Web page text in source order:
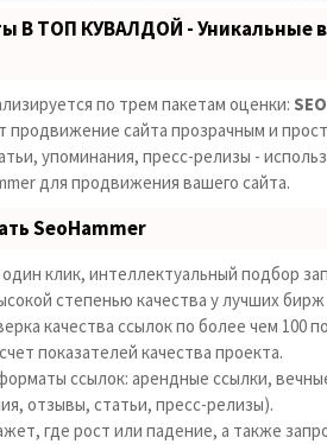
В ТОП КУВАЛДОЙ - Уникальные
по трем пакетам оценки:
продвижение сайта прозрачным и
упоминания, пресс-релизы -
для продвижения вашего сайта.
SeoHammer
клик, интеллектуальный подбор
степенью качества у лучших
качества ссылок по более чем 100
показателей качества проекта.
ссылок: арендные ссылки,
отзывы, статьи, пресс-релизы).
где рост или падение, а также